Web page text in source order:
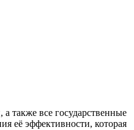
также все государственные
её эффективности, которая